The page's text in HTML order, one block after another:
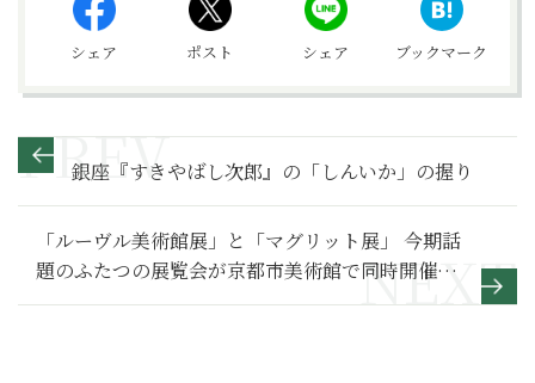
シェア ポスト シェア ブックマーク
銀座『すきやばし次郎』の「しんいか」の握り
「ルーヴル美術館展」と「マグリット展」 今期話
題のふたつの展覧会が京都市美術館で同時開催中
です！